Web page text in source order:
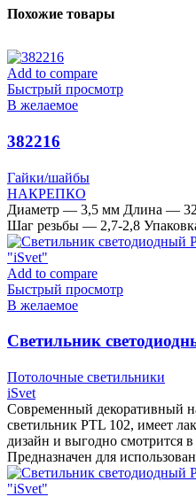
Похожие товары
Add to compare
Быстрый просмотр
В желаемое
382216
Гайки/шайбы
НАКРЕПКО
Диаметр — 3,5 мм Длина —
Шаг резьбы — 2,7-2,8
Add to compare
Быстрый просмотр
В желаемое
Cветильник
Потолочные светильники
iSvet
Современный декоративный
светильник PTL 102, имеет
дизайн и выгодно смотрится
Предназначен для